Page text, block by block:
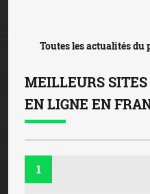
Toutes les actualités du
MEILLEURS SITES
EN LIGNE EN
1